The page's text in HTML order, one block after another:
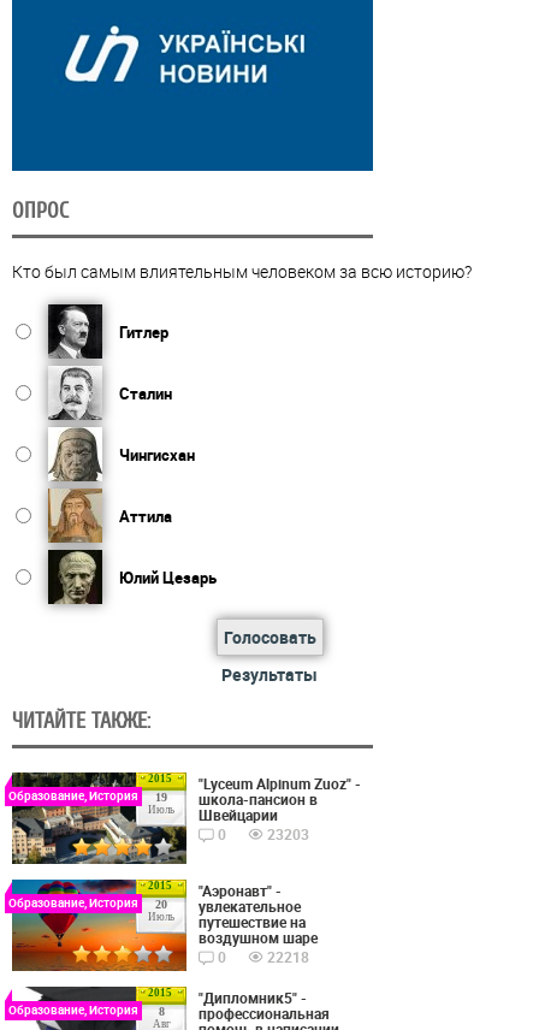
ОПРОС
Кто был самым влиятельным человеком за всю историю?
Гитлер
Сталин
Чингисхан
Аттила
Юлий Цезарь
Голосовать
Результаты
ЧИТАЙТЕ ТАКЖЕ:
2015
19
Июль
Образование, История
"Lyceum Alpinum Zuoz" -
школа-пансион в
Швейцарии
0
23203
2015
20
Июль
Образование, История
"Аэронавт" -
увлекательное
путешествие на
воздушном шаре
0
22218
2015
8
Авг
Образование, История
"Дипломник5" -
профессиональная